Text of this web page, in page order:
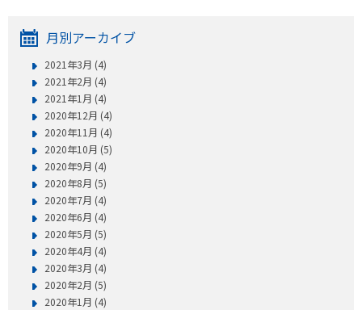
月別アーカイブ
2021年3月 (4)
2021年2月 (4)
2021年1月 (4)
2020年12月 (4)
2020年11月 (4)
2020年10月 (5)
2020年9月 (4)
2020年8月 (5)
2020年7月 (4)
2020年6月 (4)
2020年5月 (5)
2020年4月 (4)
2020年3月 (4)
2020年2月 (5)
2020年1月 (4)